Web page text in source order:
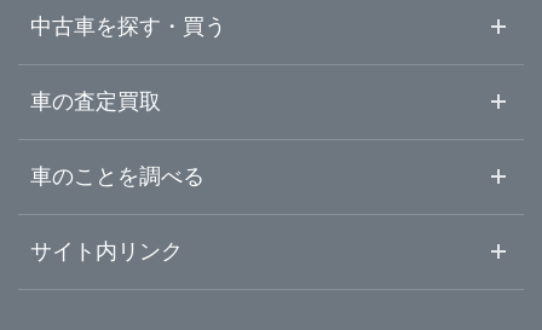
ガリバー練馬出張査定センター
ガリバー環七加平店
ガリバー環七西新井店
ガリバー蔵前橋通り新小岩店
葛飾区
江戸川区
八王子市
千葉県
東京都
神奈川県
中古車を探す・買う
中古車情報・中古車検索
初めての中古車購入ガイド
車の査定買取
車査定・車買取ならガリバー
ガリバーの査定が選ばれる理由
車のことを調べる
車初心者まとめ
サイト内リンク